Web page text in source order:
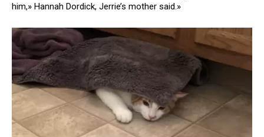
him,» Hannah Dordick, Jerrie’s mother said.»